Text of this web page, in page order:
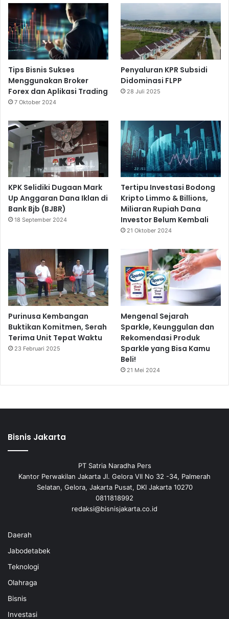
Tips Bisnis Sukses
Menggunakan Broker
Forex dan Aplikasi Trading
7 Oktober 2024
Penyaluran KPR Subsidi
Didominasi FLPP
28 Juli 2025
KPK Selidiki Dugaan Mark
Up Anggaran Dana Iklan di
Bank Bjb (BJBR)
18 September 2024
Tertipu Investasi Bodong
Kripto Limmo & Billions,
Miliaran Rupiah Dana
Investor Belum Kembali
21 Oktober 2024
Purinusa Kembangan
Buktikan Komitmen, Serah
Terima Unit Tepat Waktu
23 Februari 2025
Mengenal Sejarah
Sparkle, Keunggulan dan
Rekomendasi Produk
Sparkle yang Bisa Kamu
Beli!
21 Mei 2024
Bisnis Jakarta
PT Satria Naradha Pers
Kantor Perwakilan Jakarta Jl. Gelora VII No 32 -34, Palmerah
Selatan, Gelora, Jakarta Pusat, DKI Jakarta 10270
0811818992
redaksi@bisnisjakarta.co.id
Daerah
Jabodetabek
Teknologi
Olahraga
Bisnis
Investasi